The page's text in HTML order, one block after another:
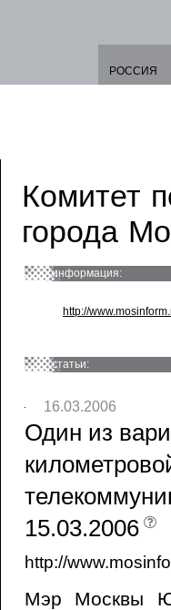
РОССИЯ
Комитет
города
информация:
http://
статьи:
16.03.2006
Один из
15.03.2006
http://
Мэр Москвы